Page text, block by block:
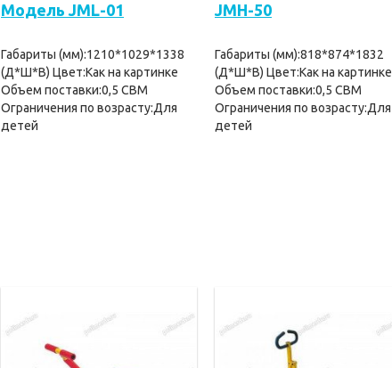
Модель JML-01
Габариты (мм):1210*1029*1338
(Д*Ш*В) Цвет:Как на картинке
Объем поставки:0,5 CBM
Ограничения по возрасту:Для
детей
JMH-50
Габариты (мм):818*874*1832
(Д*Ш*В) Цвет:Как на картинке
Объем поставки:0,5 CBM
Ограничения по возрасту:Для
детей